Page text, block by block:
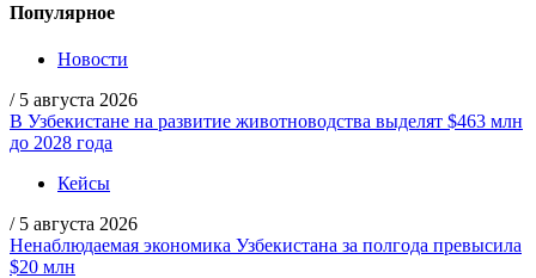
Популярное
Новости
/ 5 августа 2026
В Узбекистане на развитие животноводства выделят $463 млн
до 2028 года
Кейсы
/ 5 августа 2026
Ненаблюдаемая экономика Узбекистана за полгода превысила
$20 млн